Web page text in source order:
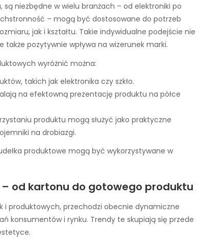
niezbędne w wielu branżach – od elektroniki po
– mogą być dostosowane do potrzeb
jak i kształtu. Takie indywidualne podejście nie
pozytywnie wpływa na wizerunek marki.
wyróżnić można:
takich jak elektronika czy szkło.
na efektowną prezentację produktu na półce
produktu mogą służyć jako praktyczne
na drobiazgi.
produktowe mogą być wykorzystywane w
od kartonu do gotowego produktu
i produktowych, przechodzi obecnie dynamiczne
konsumentów i rynku. Trendy te skupiają się przede